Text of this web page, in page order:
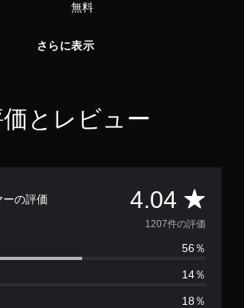
無料
さらに表示
とレビュー
の評価 4.04 評
価
数
は
1207件の評価
56％
14％
18％